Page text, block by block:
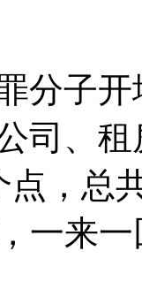
子开
司、
点，总
一来